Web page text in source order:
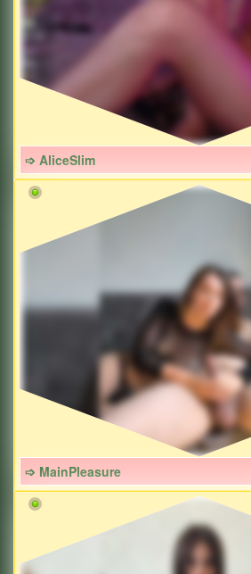
➩ AliceSlim
➩ MainPleasure